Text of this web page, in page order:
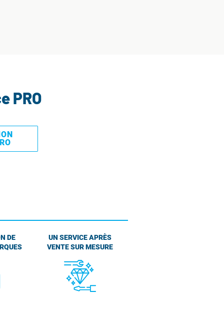
PRO
DE
UN SERVICE APRÈS
VENTE SUR MESURE